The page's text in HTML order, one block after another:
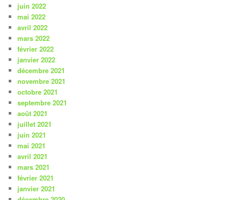
juin 2022
mai 2022
avril 2022
mars 2022
février 2022
janvier 2022
décembre 2021
novembre 2021
octobre 2021
septembre 2021
août 2021
juillet 2021
juin 2021
mai 2021
avril 2021
mars 2021
février 2021
janvier 2021